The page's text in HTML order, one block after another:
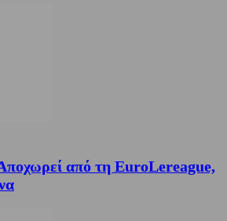
από τη EuroLereague,